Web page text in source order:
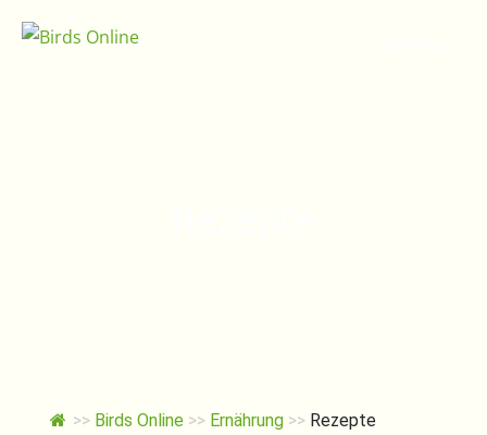
zum
>> Birds Online >> Ernährung >> Rezepte